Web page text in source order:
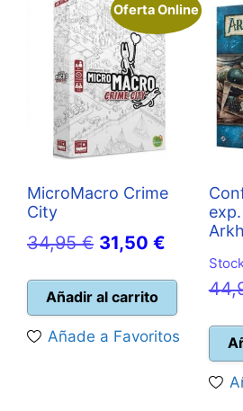
Oferta Online
MicroMacro Crime
City
34,95€ El
original
era:
34,95 €.
31,50 €
precio
actual
es:
31,50 €.
Añadir al carrito
Añade a Favoritos